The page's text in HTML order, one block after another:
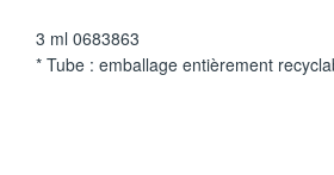
3 ml 0683863
* Tube : emballage entièrement